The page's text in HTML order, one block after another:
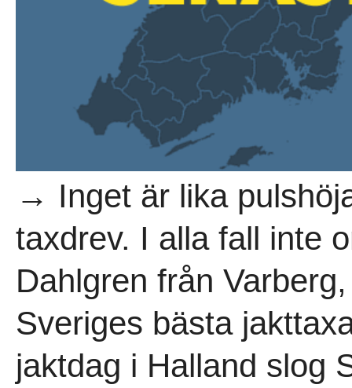
→ Inget är lika
taxdrev. I alla fall inte
Dahlgren från
Sveriges bästa
jaktdag i Halland slog